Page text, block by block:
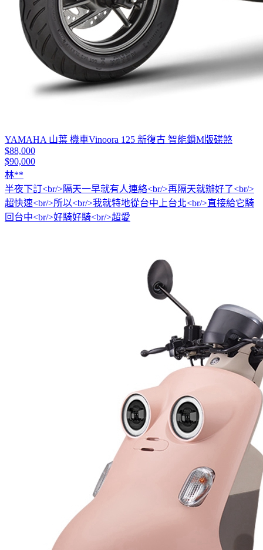
YAMAHA 山葉 機車Vinoora 125 新復古 智能鎖M版碟煞
$88,000
$90,000
林**
半夜下訂<br/>隔天一早就有人連絡<br/>再隔天就辦好了<br/>
超快速<br/>所以<br/>我就特地從台中上台北<br/>直接給它騎
回台中<br/>好騎好騎<br/>超愛